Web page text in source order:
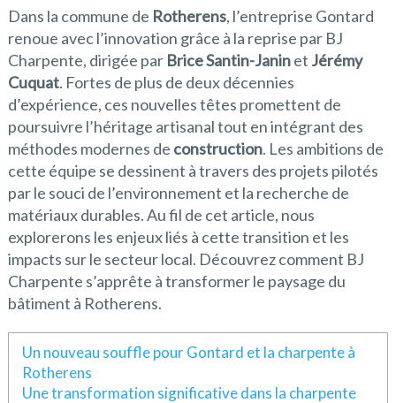
Dans la commune de Rotherens, l’entreprise Gontard
renoue avec l’innovation grâce à la reprise par BJ
Charpente, dirigée par Brice Santin-Janinet Jérémy
Cuquat. Fortes de plus de deux décennies
d’expérience, ces nouvelles têtes promettent de
poursuivre l’héritage artisanal tout en intégrant des
méthodes modernes de construction. Les ambitions de
cette équipe se dessinent à travers des projets pilotés
par le souci de l’environnement et la recherche de
matériaux durables. Au fil de cet article, nous
explorerons les enjeux liés à cette transition et les
impacts sur le secteur local. Découvrez comment BJ
Charpente s’apprête à transformer le paysage du
bâtiment à Rotherens.
Un nouveau souffle pour Gontard et la charpente à
Rotherens
Une transformation significative dans la charpente